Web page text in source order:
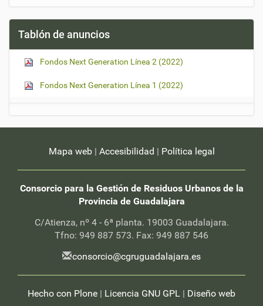
l
i
Tablón de anuncios
Fondos Next Generation Línea 2 (2022)
Fondos Next Generation Línea 1 (2022)
Mapa web| Accesibilidad | Política legal
Consorcio para la Gestión de Residuos Urbanos de la
Provincia de Guadalajara
C/Atienza, nº 4 - 6ª planta. 19003 Guadalajara.
Tfno: 949 887 573. Fax: 949 887 546
consorcio@cgruguadalajara.es
Hecho con Plone | Licencia GNU GPL | Diseño web